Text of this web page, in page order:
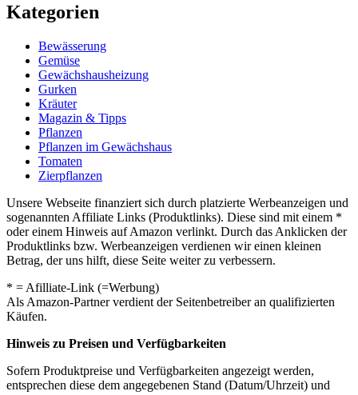
Kategorien
Bewässerung
Gemüse
Gewächshausheizung
Gurken
Kräuter
Magazin & Tipps
Pflanzen
Pflanzen im Gewächshaus
Tomaten
Zierpflanzen
Unsere Webseite finanziert sich durch platzierte Werbeanzeigen und
sogenannten Affiliate Links (Produktlinks). Diese sind mit einem *
oder einem Hinweis auf Amazon verlinkt. Durch das Anklicken der
Produktlinks bzw. Werbeanzeigen verdienen wir einen kleinen
Betrag, der uns hilft, diese Seite weiter zu verbessern.
* = Afilliate-Link (=Werbung)
Als Amazon-Partner verdient der Seitenbetreiber an qualifizierten
Käufen.
Hinweis zu Preisen und Verfügbarkeiten
Sofern Produktpreise und Verfügbarkeiten angezeigt werden,
entsprechen diese dem angegebenen Stand (Datum/Uhrzeit) und